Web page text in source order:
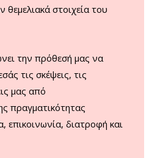
θεμελιακά στοιχεία του
την πρόθεσή μας να
τις σκέψεις, τις
μας από
πραγματικότητας
επικοινωνία, διατροφή και